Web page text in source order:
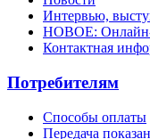
Интервью,
НОВОЕ: Онлайн-
Контактная
Потребителям
Способы оплаты
Передача